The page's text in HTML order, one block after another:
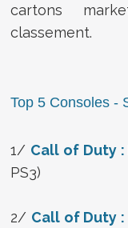
cartons
classement.
Top 5 Consoles -
1/ Call of Duty
PS3)
2/ Call of Duty